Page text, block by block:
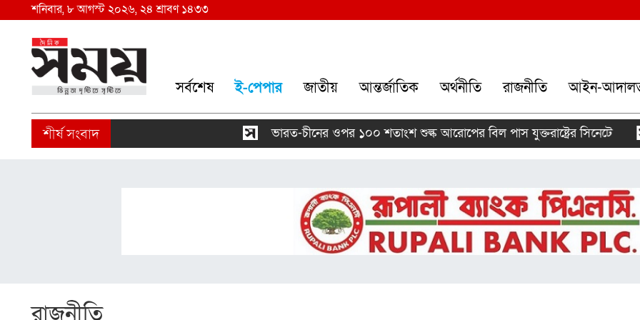
শনিবার, ৮ আগস্ট ২০২৬, ২৪ শ্রাবণ ১৪৩৩
সর্বশেষ ই-পেপার জাতীয় আন্তর্জাতিক অর্থনীতি রাজনীতি আইন-
ভারত-চীনের ওপর ১০০ শতাংশ শুল্ক আরোপের বিল পাস যুক্তরাষ্ট্রের সিনেটে